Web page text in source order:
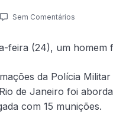
Sem Comentários
feira (24), um homem
da Polícia
de Janeiro foi
com 15 munições.